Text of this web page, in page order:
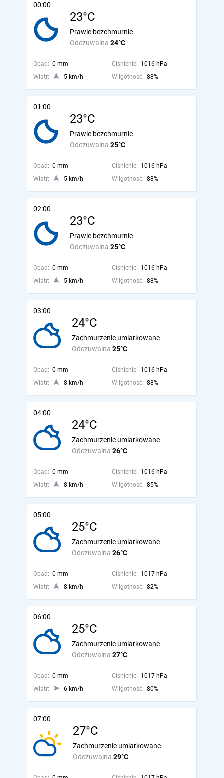
00:00
23°C
Odczuwalna 24°C
Prawie bezchmurnie
Opad: 0 mm Ciśnienie: 1016 hPa
Wiatr:
5 km/h Wilgotność: 88%
01:00
23°C
Odczuwalna 25°C
Prawie bezchmurnie
Opad: 0 mm Ciśnienie: 1016 hPa
Wiatr:
5 km/h Wilgotność: 88%
02:00
23°C
Odczuwalna 25°C
Prawie bezchmurnie
Opad: 0 mm Ciśnienie: 1016 hPa
Wiatr:
5 km/h Wilgotność: 88%
03:00
24°C
Odczuwalna 25°C
Zachmurzenie umiarkowane
Opad: 0 mm Ciśnienie: 1016 hPa
Wiatr:
8 km/h Wilgotność: 88%
04:00
24°C
Odczuwalna 26°C
Zachmurzenie umiarkowane
Opad: 0 mm Ciśnienie: 1016 hPa
Wiatr:
8 km/h Wilgotność: 85%
05:00
25°C
Odczuwalna 26°C
Zachmurzenie umiarkowane
Opad: 0 mm Ciśnienie: 1017 hPa
Wiatr:
8 km/h Wilgotność: 82%
06:00
25°C
Odczuwalna 27°C
Zachmurzenie umiarkowane
Opad: 0 mm Ciśnienie: 1017 hPa
Wiatr:
6 km/h Wilgotność: 80%
07:00
27°C
Odczuwalna 29°C
Zachmurzenie umiarkowane